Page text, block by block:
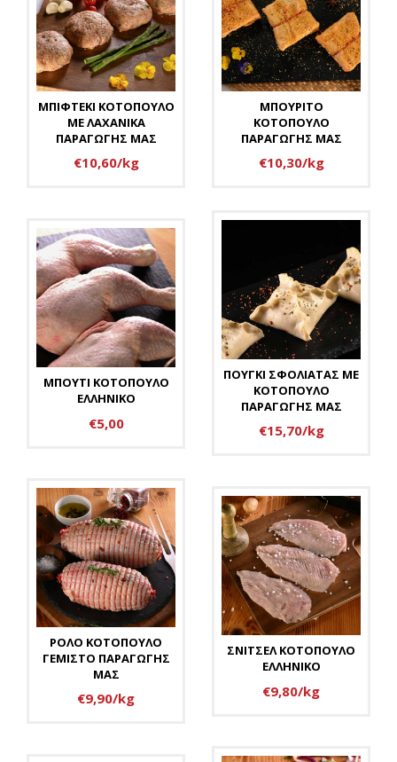
ΜΠΙΦΤΕΚΙ ΚΟΤΟΠΟΥΛΟ
ΜΕ ΛΑΧΑΝΙΚΑ
ΠΑΡΑΓΩΓΗΣ ΜΑΣ
€10,60/kg
ΜΠΟΥΡΙΤΟ
ΚΟΤΟΠΟΥΛΟ
ΠΑΡΑΓΩΓΗΣ ΜΑΣ
€10,30/kg
ΜΠΟΥΤΙ ΚΟΤΟΠΟΥΛΟ
ΕΛΛΗΝΙΚΟ
€5,00
ΠΟΥΓΚΙ ΣΦΟΛΙΑΤΑΣ ΜΕ
ΚΟΤΟΠΟΥΛΟ
ΠΑΡΑΓΩΓΗΣ ΜΑΣ
€15,70/kg
ΡΟΛΟ ΚΟΤΟΠΟΥΛΟ
ΓΕΜΙΣΤΟ ΠΑΡΑΓΩΓΗΣ
ΜΑΣ
€9,90/kg
ΣΝΙΤΣΕΛ ΚΟΤΟΠΟΥΛΟ
ΕΛΛΗΝΙΚΟ
€9,80/kg